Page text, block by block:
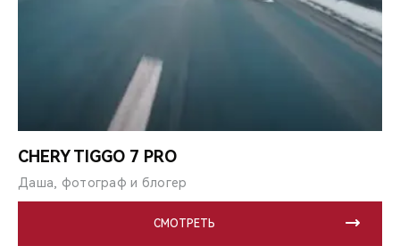
CHERY TIGGO 7 PRO
Даша, фотограф и блогер
СМОТРЕТЬ